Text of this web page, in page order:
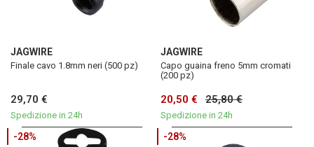
JAGWIRE
Finale cavo 1.8mm neri (500 pz)
29,70 €
Spedizione in 24h
JAGWIRE
Capo guaina freno 5mm cromati
(200 pz)
20,50 € 25,80 €
Spedizione in 24h
-28% -28%